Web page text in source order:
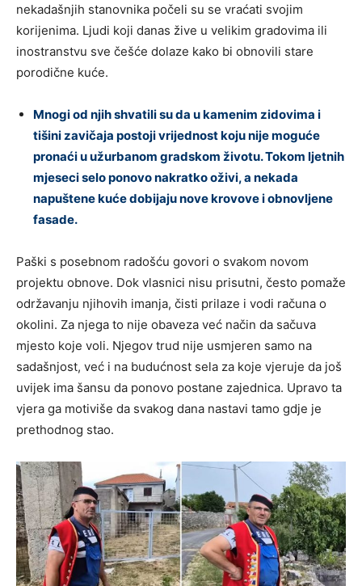
nekadašnjih stanovnika počeli su se vraćati svojim
korijenima. Ljudi koji danas žive u velikim gradovima ili
inostranstvu sve češće dolaze kako bi obnovili stare
porodične kuće.
Mnogi od njih shvatili su da u kamenim zidovima i
tišini zavičaja postoji vrijednost koju nije moguće
pronaći u užurbanom gradskom životu. Tokom ljetnih
mjeseci selo ponovo nakratko oživi, a nekada
napuštene kuće dobijaju nove krovove i obnovljene
fasade.
Paški s posebnom radošću govori o svakom novom
projektu obnove. Dok vlasnici nisu prisutni, često pomaže
održavanju njihovih imanja, čisti prilaze i vodi računa o
okolini. Za njega to nije obaveza već način da sačuva
mjesto koje voli. Njegov trud nije usmjeren samo na
sadašnjost, već i na budućnost sela za koje vjeruje da još
uvijek ima šansu da ponovo postane zajednica. Upravo ta
vjera ga motiviše da svakog dana nastavi tamo gdje je
prethodnog stao.